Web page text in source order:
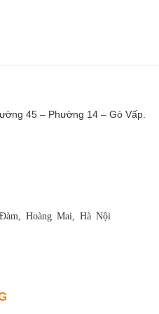
45 – Phường 14 – Gò Vấp.
Hoàng Mai, Hà Nội